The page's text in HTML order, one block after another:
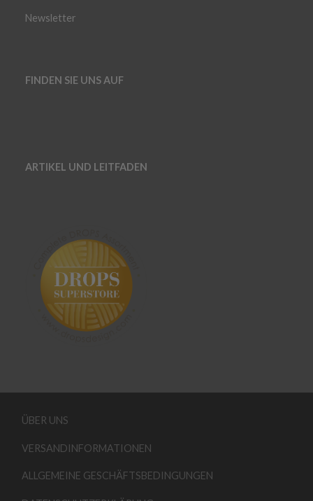
Newsletter
FINDEN SIE UNS AUF
ARTIKEL UND LEITFADEN
ÜBER UNS
VERSANDINFORMATIONEN
ALLGEMEINE GESCHÄFTSBEDINGUNGEN